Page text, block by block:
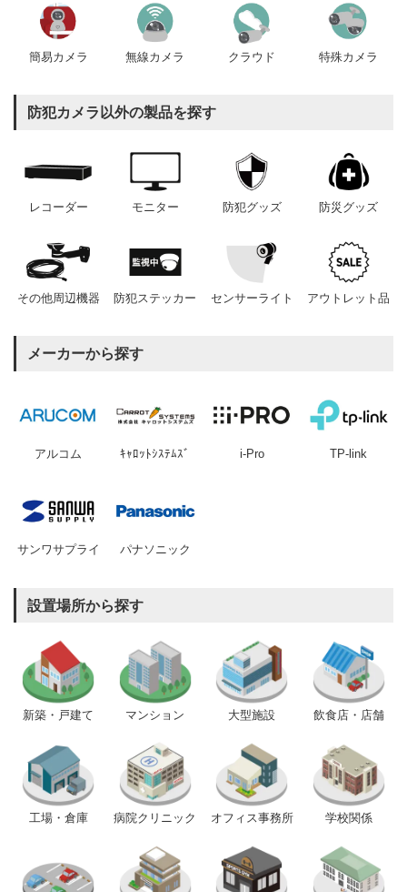
簡易カメラ 無線カメラ クラウド 特殊カメラ
防犯カメラ以外の製品を探す
レコーダー モニター 防犯グッズ 防災グッズ
その他周辺機器 防犯ステッカー センサーライト アウトレット品
メーカーから探す
アルコム ｷｬﾛｯﾄｼｽﾃﾑｽﾞ i-Pro TP-link
サンワサプライ パナソニック
設置場所から探す
新築・戸建て マンション 大型施設 飲食店・店舗
工場・倉庫 病院クリニック オフィス事務所 学校関係